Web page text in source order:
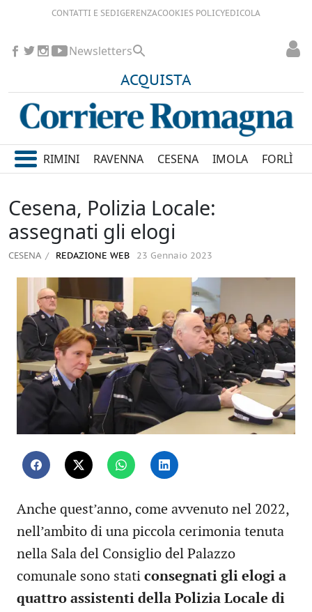
CONTATTI E SEDIGERENZACOOKIES POLICYEDICOLA
ACQUISTA
Newsletters
RIMINI RAVENNA CESENA IMOLA FORLÌ
Cesena, Polizia Locale:
assegnati gli elogi
CESENA REDAZIONE WEB 23 Gennaio 2023
Anche quest’anno, come avvenuto nel 2022,
nell’ambito di una piccola cerimonia tenuta
nella Sala del Consiglio del Palazzo
comunale sono stati consegnati gli elogi a
quattro assistenti della Polizia Locale di